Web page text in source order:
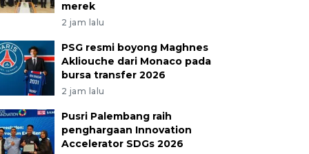
merek
2 jam lalu
PSG resmi boyong Maghnes
Akliouche dari Monaco pada
bursa transfer 2026
2 jam lalu
Pusri Palembang raih
penghargaan Innovation
Accelerator SDGs 2026